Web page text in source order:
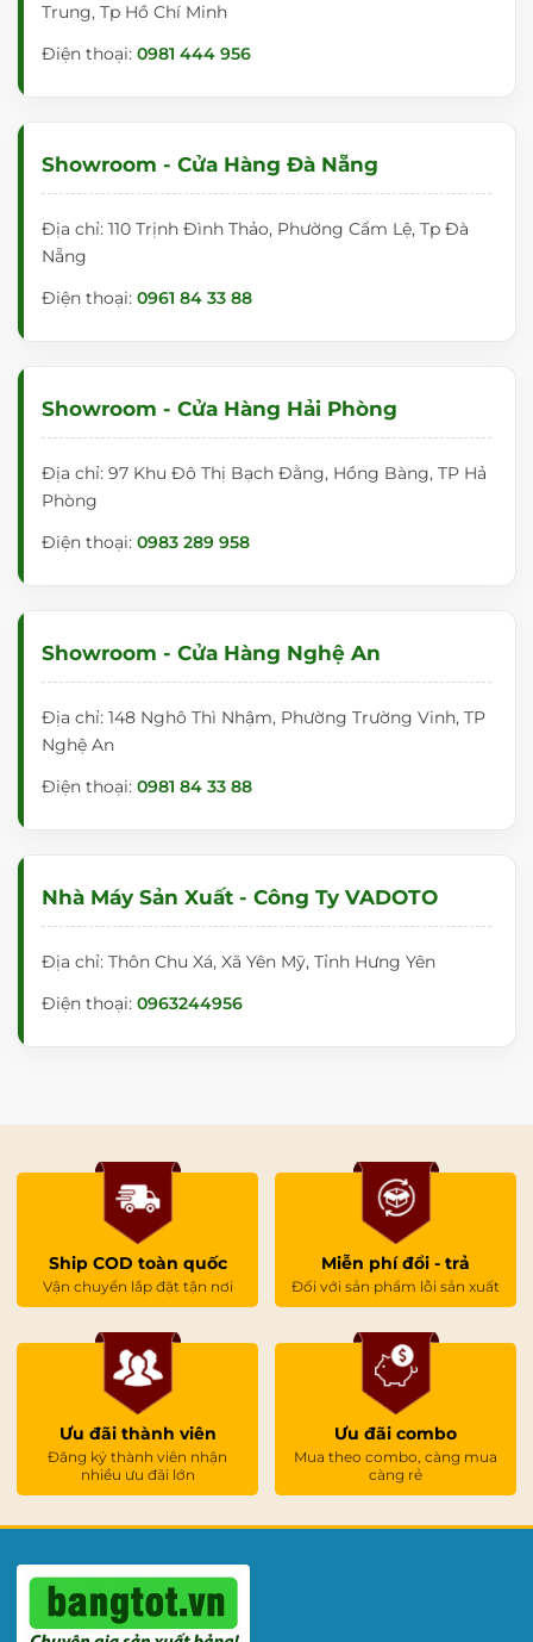
Trung, Tp Hồ Chí Minh
Điện thoại: 0981 444 956
Showroom - Cửa Hàng Đà Nẵng
Địa chỉ: 110 Trịnh Đình Thảo, Phường Cẩm Lệ, Tp Đà
Nẵng
Điện thoại: 0961 84 33 88
Showroom - Cửa Hàng Hải Phòng
Địa chỉ: 97 Khu Đô Thị Bạch Đằng, Hồng Bàng, TP Hả
Phòng
Điện thoại: 0983 289 958
Showroom - Cửa Hàng Nghệ An
Địa chỉ: 148 Nghô Thì Nhậm, Phường Trường Vinh, TP
Nghệ An
Điện thoại: 0981 84 33 88
Nhà Máy Sản Xuất - Công Ty VADOTO
Địa chỉ: Thôn Chu Xá, Xã Yên Mỹ, Tỉnh Hưng Yên
Điện thoại: 0963244956
Ship COD toàn quốc
Vận chuyển lắp đặt tận nơi
Miễn phí đổi - trả
Đối với sản phẩm lỗi sản xuất
Ưu đãi thành viên
Đăng ký thành viên nhận
nhiều ưu đãi lớn
Ưu đãi combo
Mua theo combo, càng mua
càng rẻ